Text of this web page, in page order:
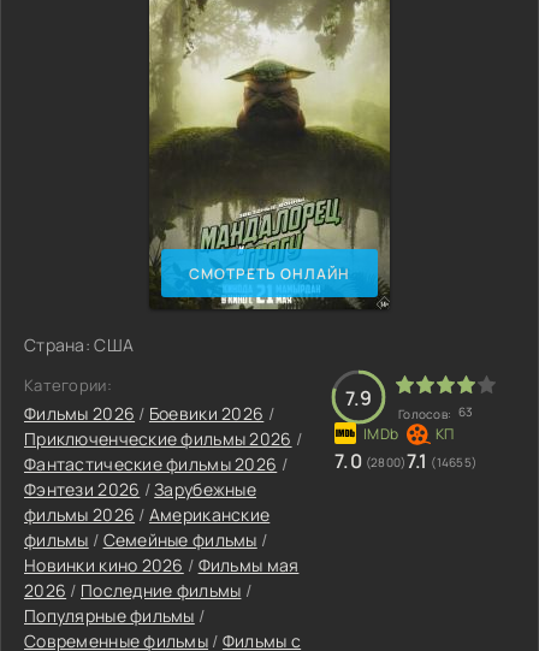
СМОТРЕТЬ ОНЛАЙН
Страна: США
Категории:
Фильмы 2026 / Боевики 2026 /
Приключенческие фильмы 2026 /
Фантастические фильмы 2026 /
Фэнтези 2026 /Зарубежные
фильмы 2026 / Американские
фильмы / Семейные фильмы /
Новинки кино 2026 / Фильмы мая
2026 / Последние фильмы /
Популярные фильмы /
Современные фильмы / Фильмы с
7.9
Голосов: 63
7.0 (2800)7.1 (14655)